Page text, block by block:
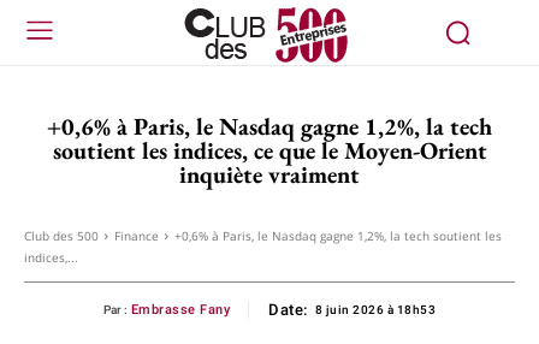
+0,6% à Paris, le Nasdaq gagne 1,2%, la tech
soutient les indices, ce que le Moyen-Orient
inquiète vraiment
Club des 500 Finance
+0,6% à Paris, le Nasdaq gagne 1,2%, la tech soutient les
indices,...
Par : Embrasse Fany Date: 8 juin 2026 à 18h53